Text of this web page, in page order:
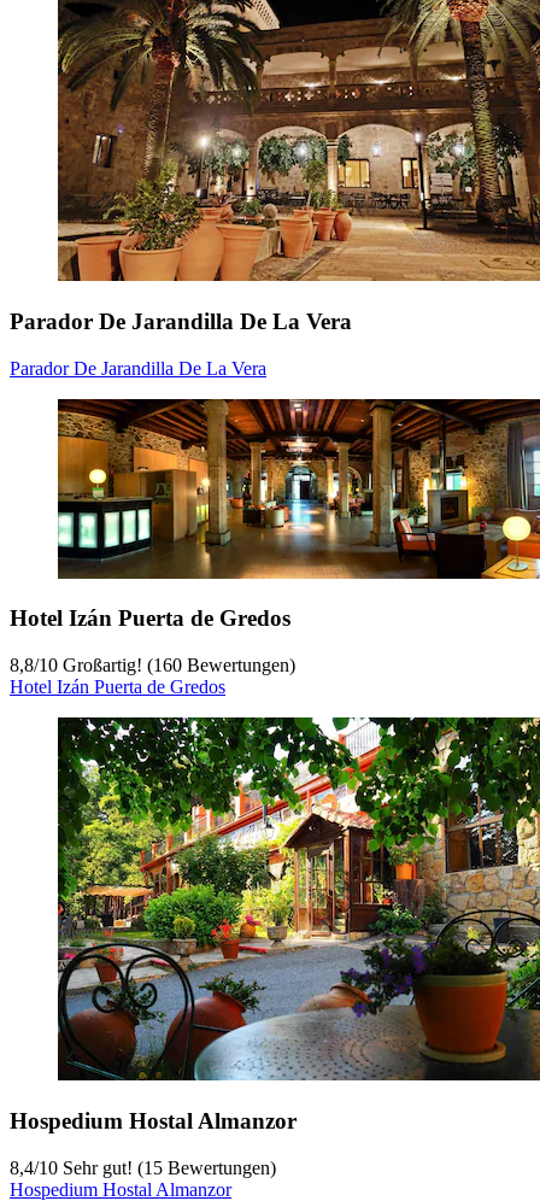
Parador De Jarandilla De La Vera
Parador De Jarandilla De La Vera
Hotel Izán Puerta de Gredos
8,8/10 Großartig! (160 Bewertungen)
Hotel Izán Puerta de Gredos
Hospedium Hostal Almanzor
8,4/10 Sehr gut! (15 Bewertungen)
Hospedium Hostal Almanzor